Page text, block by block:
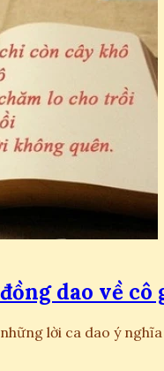
dao về cô
lời ca dao ý